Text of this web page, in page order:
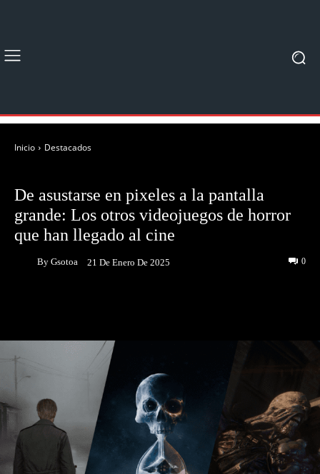
Inicio Destacados
De asustarse en pixeles a la pantalla
grande: Los otros videojuegos de horror
que han llegado al cine
By Gsotoa 21 De Enero De 2025 0